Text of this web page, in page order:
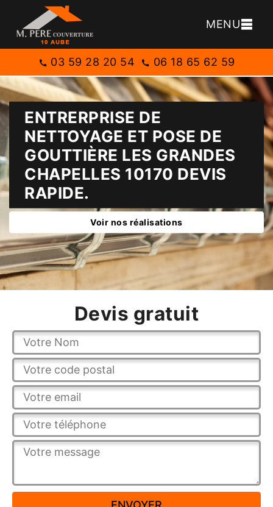
MENU
03 59 28 20 54 06 18 65 62 59
ENTRERPRISE DE
NETTOYAGE ET POSE DE
GOUTTIÈRE LES GRANDES
CHAPELLES 10170 DEVIS
RAPIDE.
Voir nos réalisations
Devis gratuit